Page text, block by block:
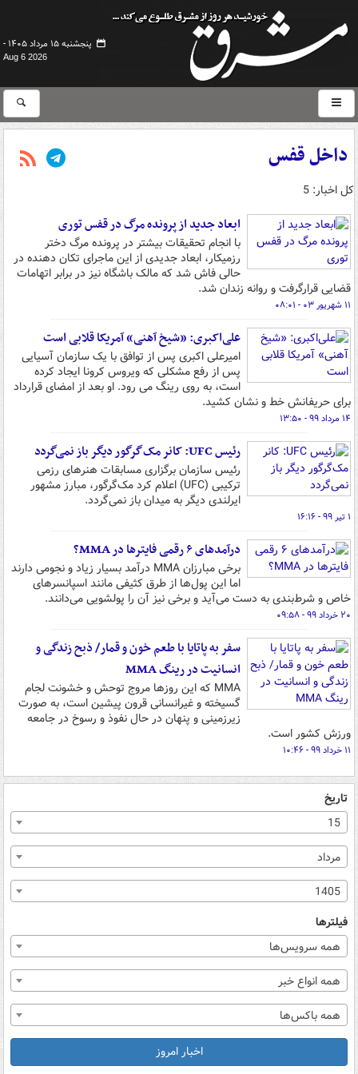
پنجشنبه ۱۵ مرداد ۱۴۰۵ -
Aug 6 2026
داخل قفس
کل اخبار: 5
ابعاد جدید از پرونده مرگ در قفس توری
با انجام تحقیقات بیشتر در پرونده مرگ دختر
رزمی‏کار، ابعاد جدیدی از این ماجرای تکان دهنده در
حالی فاش شد که مالک باشگاه نیز در برابر اتهامات
قضایی قرارگرفت و روانه زندان شد.
۱۱ شهریور ۰۳ - ۰۸:۰۱
علی‌اکبری: «شیخ آهنی» آمریکا قلابی است
امیرعلی اکبری پس از توافق با یک سازمان آسیایی
پس از رفع مشکلی که ویروس کرونا ایجاد کرده
است، به روی رینگ می رود. او بعد از امضای قرارداد
برای حریفانش خط و نشان کشید.
۱۴ مرداد ۹۹ - ۱۳:۵۰
رئیس UFC: کانر مک‌گرگور دیگر باز نمی‌گردد
رئیس سازمان برگزاری مسابقات هنرهای رزمی
ترکیبی (UFC) اعلام کرد مک‌گرگور، مبارز مشهور
ایرلندی دیگر به میدان باز نمی‌گردد.
۱ تیر ۹۹ - ۱۶:۱۶
درآمدهای ۶ رقمی فایترها در MMA؟
برخی مبارزان MMA درآمد بسیار زیاد و نجومی دارند
اما این پول‌ها از طرق کثیفی مانند اسپانسرهای
خاص و شرط‌بندی به دست می‌آید و برخی نیز آن را پولشویی می‌دانند.
۲۰ خرداد ۹۹ - ۰۹:۵۸
سفر به پاتایا با طعم خون و قمار/ ذبح زندگی و
انسانیت در رینگ MMA
MMA که این روزها مروج توحش و خشونت لجام
گسیخته و غیرانسانی قرون پیشین است، به صورت
زیرزمینی و پنهان در حال نفوذ و رسوخ در جامعه
ورزش کشور است.
۱۱ خرداد ۹۹ - ۱۰:۴۶
تاریخ
15
مرداد
1405
فیلترها
همه سرویس‌ها
همه انواع خبر
همه باکس‌ها
اخبار امروز